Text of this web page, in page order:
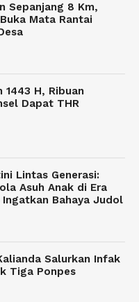
Sepanjang 8 Km,
Mata Rantai
H, Ribuan
Dapat THR
Lintas Generasi:
Asuh Anak di Era
Bahaya Judol
Salurkan Infak
Tiga Ponpes